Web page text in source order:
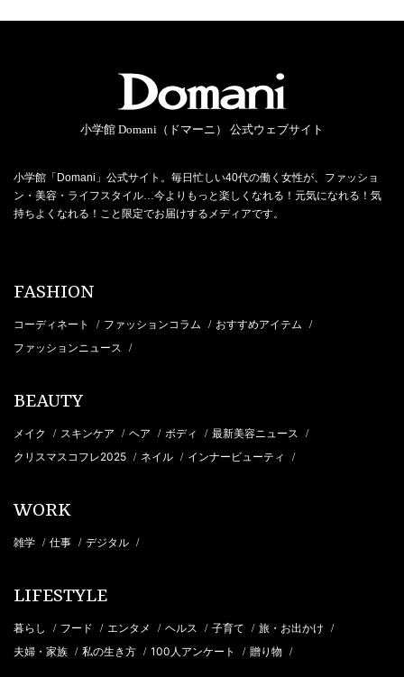
小学館 Domani（ドマーニ） 公式ウェブサイト
小学館「Domani」公式サイト。毎日忙しい40代の働く女性が、ファッショ
ン・美容・ライフスタイル…今よりもっと楽しくなれる！元気になれる！気
持ちよくなれる！こと限定でお届けするメディアです。
FASHION
コーディネート / ファッションコラム / おすすめアイテム /
ファッションニュース /
BEAUTY
メイク / スキンケア / ヘア / ボディ / 最新美容ニュース /
クリスマスコフレ2025 / ネイル / インナービューティ /
WORK
雑学 / 仕事 / デジタル /
LIFESTYLE
暮らし / フード / エンタメ / ヘルス / 子育て / 旅・お出かけ /
夫婦・家族 / 私の生き方 / 100人アンケート / 贈り物 /